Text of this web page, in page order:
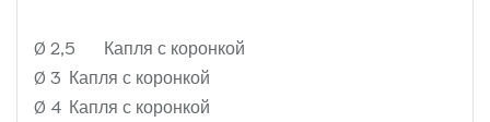
Ø 2,5
Капля с коронкой
Ø 3 Капля с коронкой
Ø 4 Капля с коронкой